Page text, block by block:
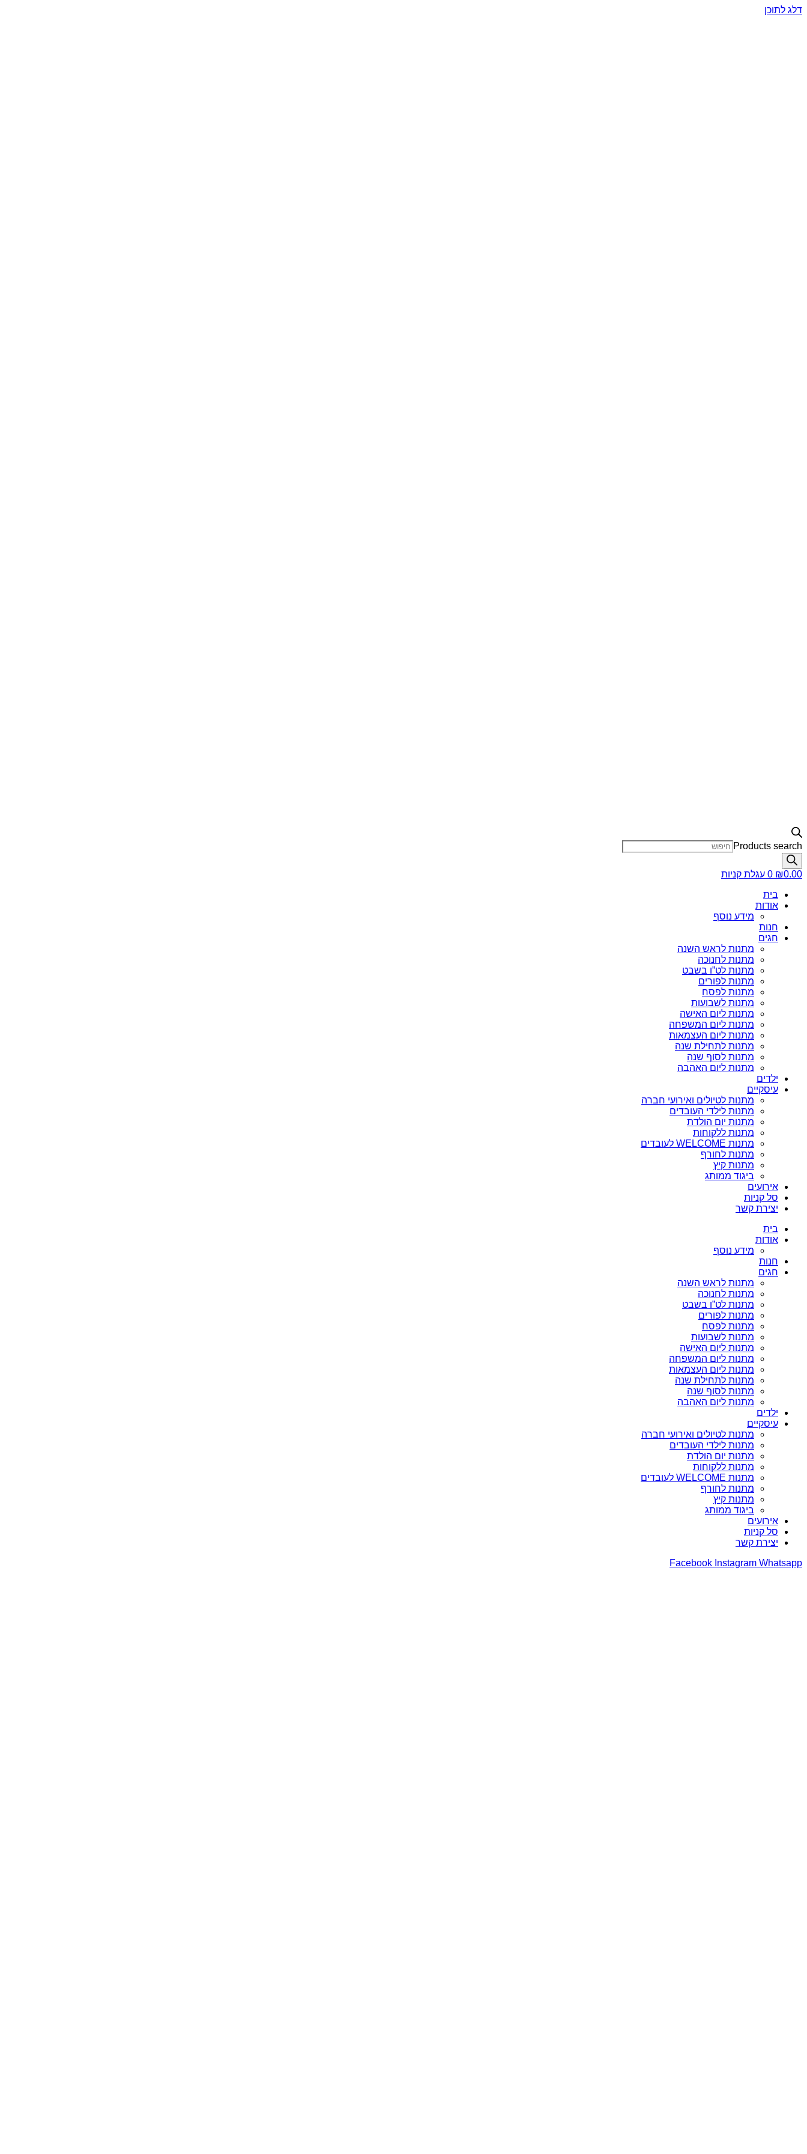
דלג לתוכן
Products search
₪0.00
0 עגלת קניות
בית
אודות
מידע נוסף
חנות
חגים
מתנות לראש השנה
מתנות לחנוכה
מתנות לט”ו בשבט
מתנות לפורים
מתנות לפסח
מתנות לשבועות
מתנות ליום האישה
מתנות ליום המשפחה
מתנות ליום העצמאות
מתנות לתחילת שנה
מתנות לסוף שנה
מתנות ליום האהבה
ילדים
עיסקיים
מתנות לטיולים ואירועי חברה
מתנות לילדי העובדים
מתנות יום הולדת
מתנות ללקוחות
מתנות WELCOME לעובדים
מתנות לחורף
מתנות קיץ
ביגוד ממותג
אירועים
סל קניות
יצירת קשר
בית
אודות
מידע נוסף
חנות
חגים
מתנות לראש השנה
מתנות לחנוכה
מתנות לט”ו בשבט
מתנות לפורים
מתנות לפסח
מתנות לשבועות
מתנות ליום האישה
מתנות ליום המשפחה
מתנות ליום העצמאות
מתנות לתחילת שנה
מתנות לסוף שנה
מתנות ליום האהבה
ילדים
עיסקיים
מתנות לטיולים ואירועי חברה
מתנות לילדי העובדים
מתנות יום הולדת
מתנות ללקוחות
מתנות WELCOME לעובדים
מתנות לחורף
מתנות קיץ
ביגוד ממותג
אירועים
סל קניות
יצירת קשר
Facebook Instagram Whatsapp